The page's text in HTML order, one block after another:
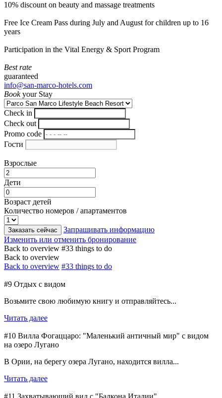
10% discount on beauty and massage treatments
Free Ice Cream Pass during July and August for children up to 16
years
Participation in the Vital Energy & Sport Program
Best rate
guaranteed
info@san-marco-hotels.com
Bookyour Stay
Check in
Check out
Promo code
Гости
Взрослые
Дети
Возраст детей
Количество номеров / апартаментов
Заказать сейчас
Запрашивать информацию
Изменить или отменить бронирование
Back to overview #33 things to do
Back to overview
Back to overview #33 things to do
#9 Отдых с видом
Возьмите свою любимую книгу и отправляйтесь...
Читать далее
#10 Вилла Фогаццаро: "Маленький античный мир" с видом
на озеро Лугано
В Ории, на берегу озера Лугано, находится вилла...
Читать далее
#11 Захватывающий вид с "Балкона Италии"